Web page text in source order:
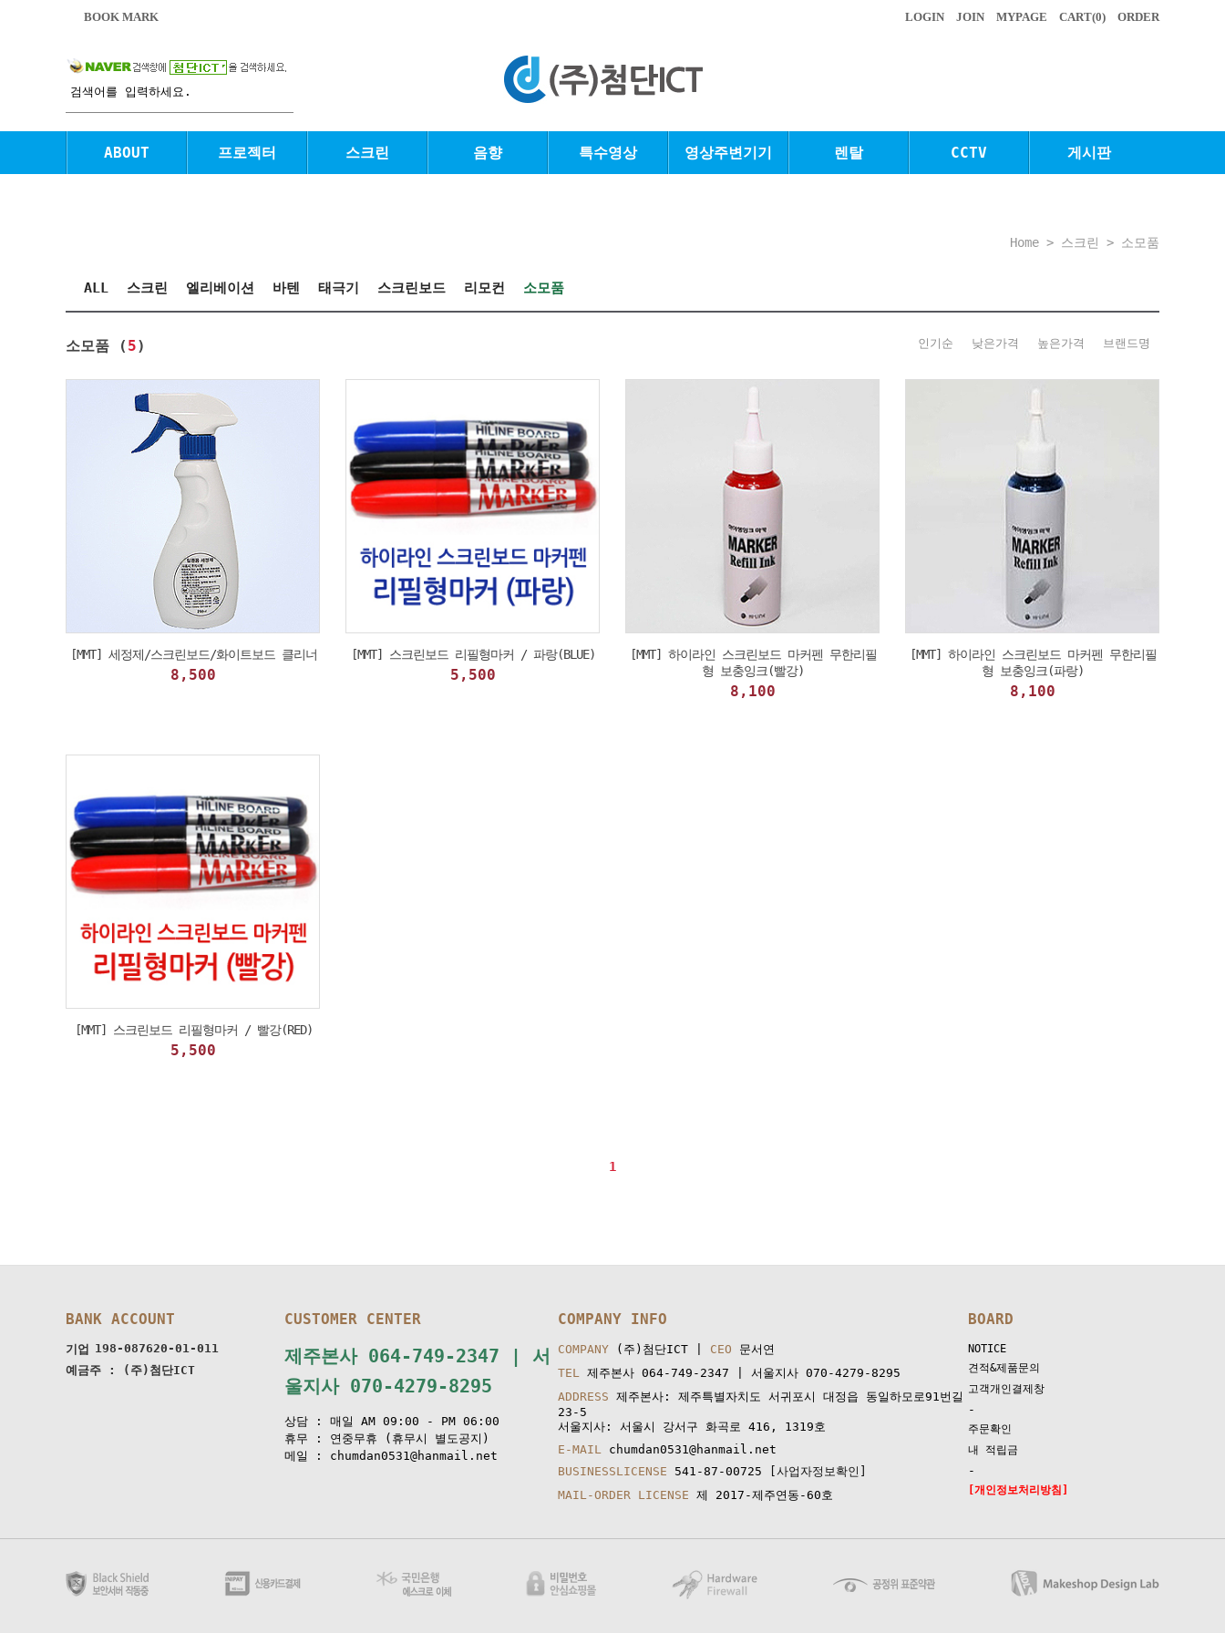
BOOK MARK LOGIN JOIN MYPAGE CART(0) ORDER
ABOUT 프로젝터 스크린 음향 특수영상 영상주변기기 렌탈 CCTV 게시판
Home > 스크린 > 소모품
ALL 스크린 엘리베이션 바텐 태극기 스크린보드 리모컨 소모품
소모품 ( 5) 인기순 낮은가격 높은가격 브랜드명
[MMT] 세정제/스크린보드/화이트보드 클리너
8,500
[MMT] 스크린보드 리필형마커 / 파랑(BLUE)
5,500
[MMT] 하이라인 스크린보드 마커펜 무한리필
형 보충잉크(빨강)
8,100
[MMT] 하이라인 스크린보드 마커펜 무한리필
형 보충잉크(파랑)
8,100
[MMT] 스크린보드 리필형마커 / 빨강(RED)
5,500
1
BANK ACCOUNT
기업
198-087620-01-011
예금주 : (주)첨단ICT
CUSTOMER CENTER
제주본사 064-749-2347 | 서
울지사 070-4279-8295
상담 : 매일 AM 09:00 - PM 06:00
휴무 : 연중무휴 (휴무시 별도공지)
메일 : chumdan0531@hanmail.net
COMPANY INFO
COMPANY (주)첨단ICT | CEO 문서연
TEL 제주본사 064-749-2347 | 서울지사 070-4279-8295
ADDRESS 제주본사: 제주특별자치도 서귀포시 대정읍 동일하모로91번길
23-5
서울지사: 서울시 강서구 화곡로 416, 1319호
E-MAIL chumdan0531@hanmail.net
BUSINESSLICENSE 541-87-00725
[사업자정보확인]
MAIL-ORDER LICENSE 제 2017-제주연동-60호
BOARD
NOTICE
견적&제품문의
고객개인결제창
-
주문확인
내 적립금
-
[개인정보처리방침]